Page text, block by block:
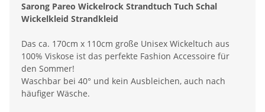
Sarong Pareo Wickelrock Strandtuch Tuch Schal
Wickelkleid Strandkleid
Das ca. 170cm x 110cm große Unisex Wickeltuch aus
100% Viskose ist das perfekte Fashion Accessoire für
den Sommer!
Waschbar bei 40° und kein Ausbleichen, auch nach
häufiger Wäsche.